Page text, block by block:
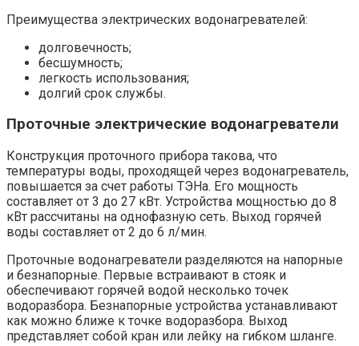
Преимущества электрических водонагревателей:
долговечность;
бесшумность;
легкость использования;
долгий срок службы.
Проточные электрические водонагреватели
Конструкция проточного прибора такова, что
температуры воды, проходящей через водонагреватель,
повышается за счет работы ТЭНа. Его мощность
составляет от 3 до 27 кВт. Устройства мощностью до 8
кВт рассчитаны на однофазную сеть. Выход горячей
воды составляет от 2 до 6 л/мин.
Проточные водонагреватели разделяются на напорные
и безнапорные. Первые встраивают в стояк и
обеспечивают горячей водой несколько точек
водоразбора. Безнапорные устройства устанавливают
как можно ближе к точке водоразбора. Выход
представляет собой кран или лейку на гибком шланге.